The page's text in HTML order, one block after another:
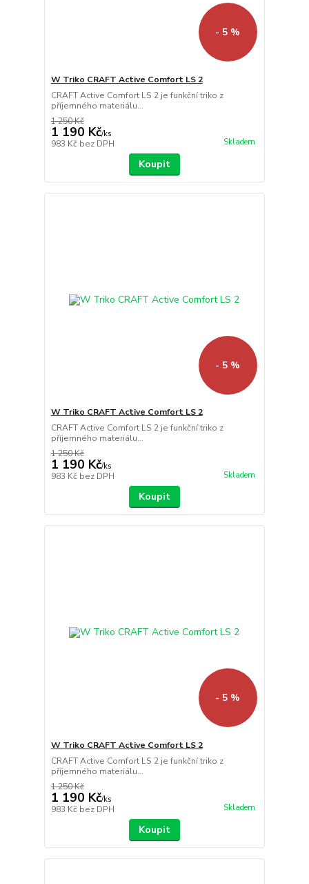
- 5 %
W Triko CRAFT Active Comfort LS 2
CRAFT Active Comfort LS 2 je funkční triko z
příjemného materiálu...
1 250 Kč
1 190 Kč/ks
983 Kč bez DPH Skladem
Koupit
- 5 %
W Triko CRAFT Active Comfort LS 2
CRAFT Active Comfort LS 2 je funkční triko z
příjemného materiálu...
1 250 Kč
1 190 Kč/ks
983 Kč bez DPH Skladem
Koupit
- 5 %
W Triko CRAFT Active Comfort LS 2
CRAFT Active Comfort LS 2 je funkční triko z
příjemného materiálu...
1 250 Kč
1 190 Kč/ks
983 Kč bez DPH Skladem
Koupit